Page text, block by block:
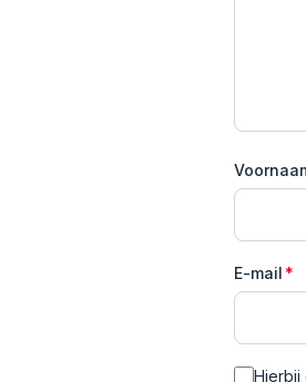
E-mail *
Hierbij